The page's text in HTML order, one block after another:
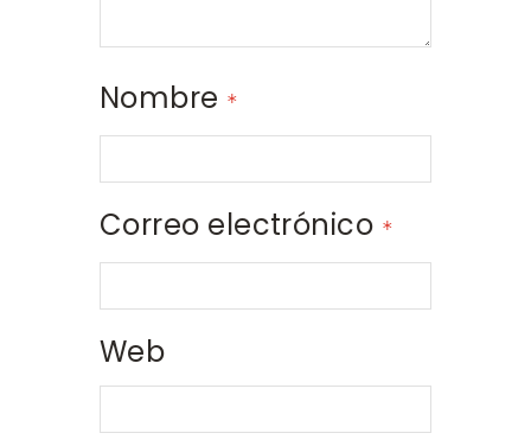
Nombre *
Correo electrónico *
Web